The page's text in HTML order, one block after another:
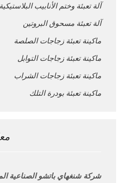
آلة تعبئة وختم الأنابيب البلاستيكية
آلة تعبئة مسحوق البروتين
ماكينة تعبئة زجاجات الصلصة
ماكينة تعبئة زجاجات التوابل
ماكينة تعبئة زجاجات الشراب
ماكينة تعبئة بودرة التلك
شركة شنغهاي باتشو الصناعية